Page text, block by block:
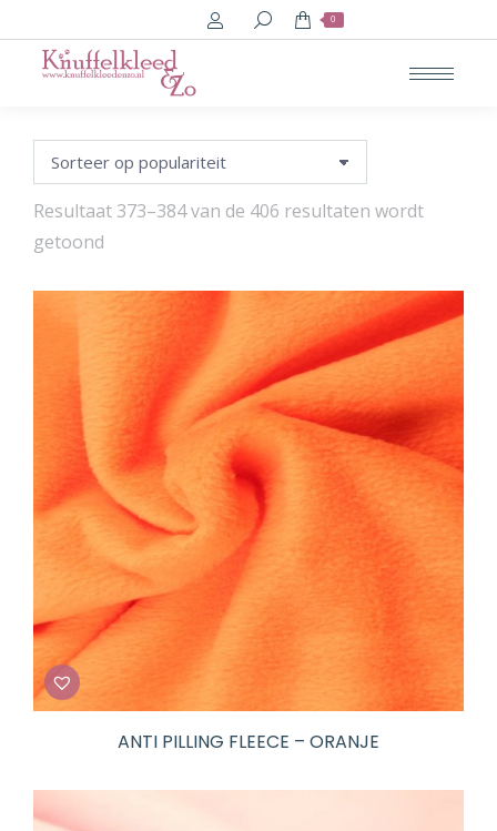
Search: 0
Resultaat 373–384 van de 406 resultaten wordt
getoond
populariteit
ANTI PILLING FLEECE – ORANJE